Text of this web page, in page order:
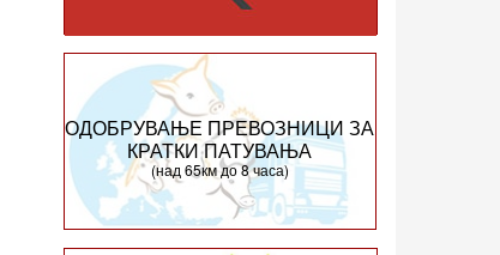
ОДОБРУВАЊЕ ПРЕВОЗНИЦИ ЗА
КРАТКИ ПАТУВАЊА
(над 65км до 8 часа)